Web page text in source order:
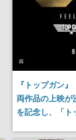
『トップガン
両作品の上映
を記念し、「ト